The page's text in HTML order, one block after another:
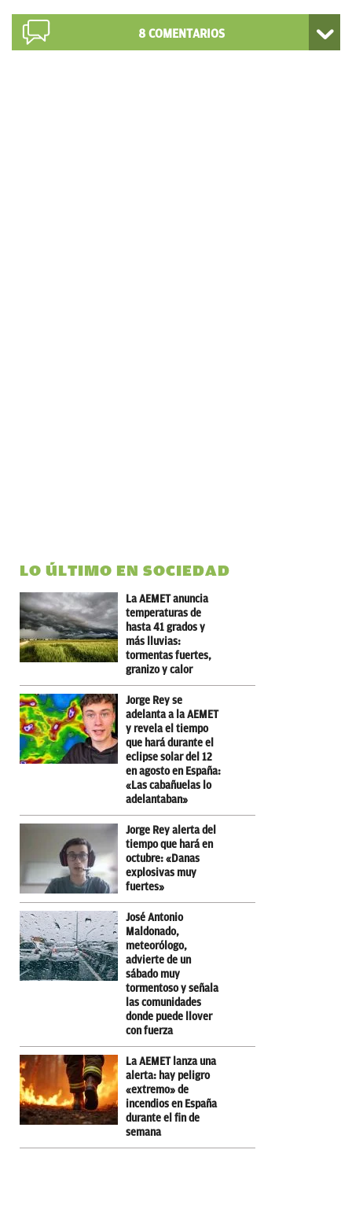
8 COMENTARIOS
LO ÚLTIMO EN SOCIEDAD
La AEMET anuncia
temperaturas de
hasta 41 grados y
más lluvias:
tormentas fuertes,
granizo y calor
Jorge Rey se
adelanta a la AEMET
y revela el tiempo
que hará durante el
eclipse solar del 12
en agosto en España:
«Las cabañuelas lo
adelantaban»
Jorge Rey alerta del
tiempo que hará en
octubre: «Danas
explosivas muy
fuertes»
José Antonio
Maldonado,
meteorólogo,
advierte de un
sábado muy
tormentoso y señala
las comunidades
donde puede llover
con fuerza
La AEMET lanza una
alerta: hay peligro
«extremo» de
incendios en España
durante el fin de
semana